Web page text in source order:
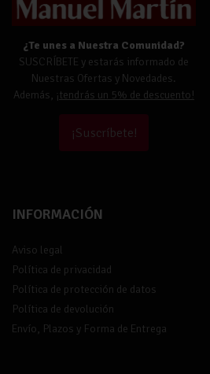
¿Te unes a Nuestra Comunidad?
SUSCRÍBETE y estarás informado de
Nuestras Ofertas y Novedades.
Además, ¡tendrás un 5% de descuento!
¡Suscríbete!
INFORMACIÓN
Aviso legal
Política de privacidad
Política de protección de datos
Política de devolución
Envío, Plazos y Forma de Entrega